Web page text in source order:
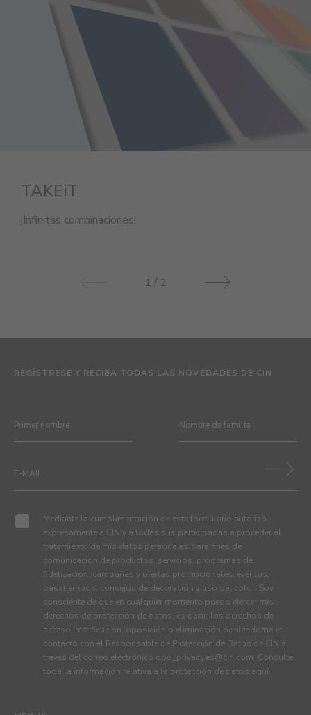
TAKEiT
¡Infinitas combinaciones!
1 / 2
REGÍSTRESE Y RECIBA TODAS LAS NOVEDADES DE CIN
Mediante la cumplimentación de este formulario autorizo
expresamente a CIN y a todas sus participadas a proceder al
tratamiento de mis datos personales para fines de
comunicación de productos, servicios, programas de
fidelización, campañas y ofertas promocionales, eventos,
pasatiempos, consejos de decoración y uso del color. Soy
consciente de que en cualquier momento puedo ejercer mis
derechos de protección de datos, es decir, los derechos de
acceso, rectificación, oposición o eliminación poniéndome en
contacto con el Responsable de Protección de Datos de CIN a
través del correo electrónico dpo_privacy.es@cin.com. Consulte
toda la información relativa a la protección de datos aquí.